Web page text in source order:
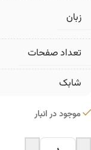
زبان
تعداد صفحات
شابک
موجود در انبار